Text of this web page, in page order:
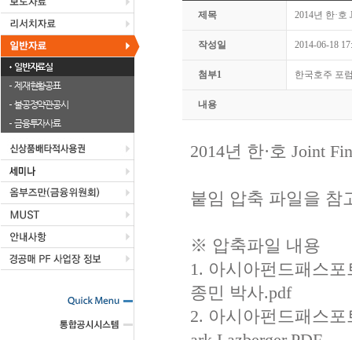
일반자료실
제재현황공표
불공정약관공시
금융투자사료
제목 2014년 한·호
작성일 2014-06-18
첨부1 한국호주 포
내용
2014년 한·호 Joint
붙임 압축 파일을 참
※ 압축파일 내용
1. 아시아펀드패스
종민 박사.pdf
2. 아시아펀드패스